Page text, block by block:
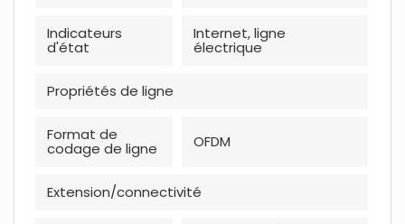
Indicateurs
d'état
Internet, ligne
électrique
Propriétés de ligne
Format de
codage de ligne OFDM
Extension/connectivité